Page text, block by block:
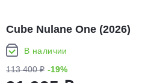
Cube Nulane One (2026)
В наличии
113 400 ₽ -19%